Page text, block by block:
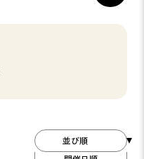
並び順